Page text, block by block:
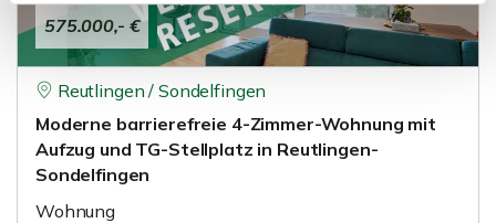
575.000,- €
Reutlingen / Sondelfingen
Moderne barrierefreie 4-Zimmer-Wohnung mit
Aufzug und TG-Stellplatz in Reutlingen-
Sondelfingen
Wohnung